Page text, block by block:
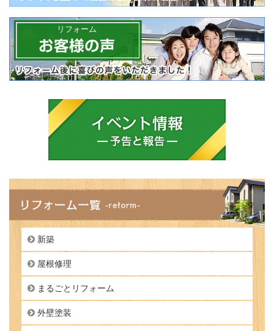
リフォーム
新築
屋根修理
まるごとリフォーム
外壁塗装